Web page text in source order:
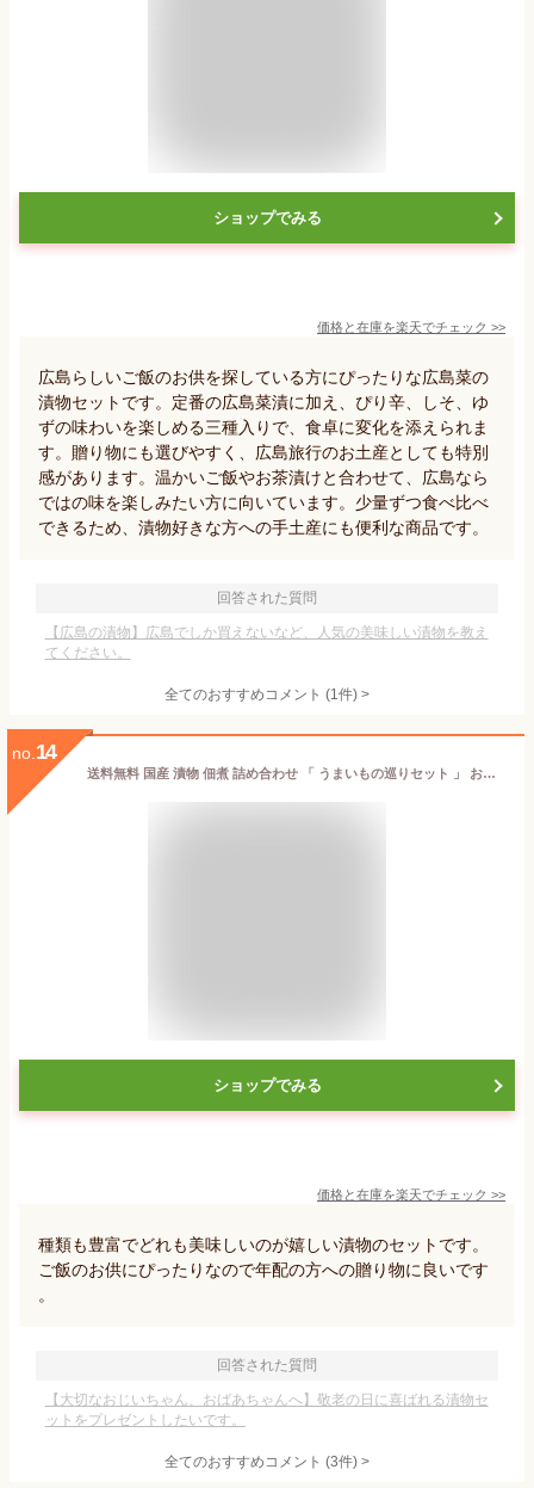
ショップでみる
価格と在庫を楽天でチェック >>
広島らしいご飯のお供を探している方にぴったりな広島菜の
漬物セットです。定番の広島菜漬に加え、ぴり辛、しそ、ゆ
ずの味わいを楽しめる三種入りで、食卓に変化を添えられま
す。贈り物にも選びやすく、広島旅行のお土産としても特別
感があります。温かいご飯やお茶漬けと合わせて、広島なら
ではの味を楽しみたい方に向いています。少量ずつ食べ比べ
できるため、漬物好きな方への手土産にも便利な商品です。
回答された質問
【広島の漬物】広島でしか買えないなど、人気の美味しい漬物を教え
てください。
全てのおすすめコメント (1件) >
no. 14
送料無料 国産 漬物 佃煮 詰め合わせ 「 うまいもの巡りセット 」 お中元 夏ギフト 高菜 沢庵 しば漬 寒干大根 紅生姜 割干大根 椎茸昆布 小豆島佃煮 スライス たくあん 母の日 父の日 敬老の日 お歳暮 御年賀 ペア 進物 ギフト セット プレゼント
ショップでみる
価格と在庫を楽天でチェック >>
種類も豊富でどれも美味しいのが嬉しい漬物のセットです。
ご飯のお供にぴったりなので年配の方への贈り物に良いです
。
回答された質問
【大切なおじいちゃん、おばあちゃんへ】敬老の日に喜ばれる漬物セ
ットをプレゼントしたいです。
全てのおすすめコメント (3件) >